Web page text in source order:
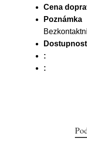
Cena
:
: